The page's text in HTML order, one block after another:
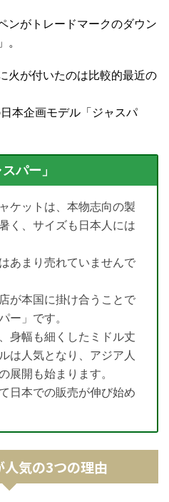
ンがトレードマークのダウン
」。
火が付いたのは比較的最近の
本企画モデル「ジャスパ
パー」
ケットは、 本物志向の製
く、サイズも日本人には
あまり売れていませんで
が本国に掛け合うことで
ー 」です。
身幅も細くしたミドル丈
は人気となり、アジア人
展開も始まります。
日本での販売が伸び始め
人気の3つの理由